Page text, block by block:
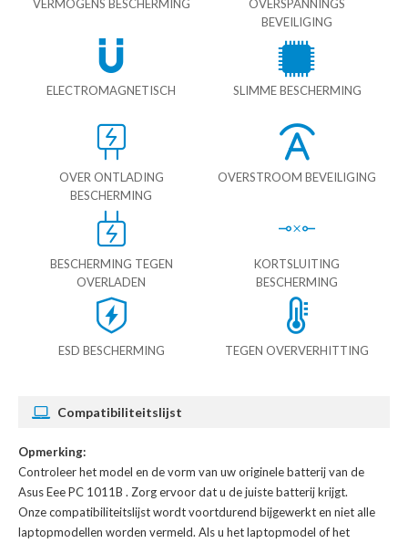
VERMOGENS BESCHERMING
OVERSPANNINGS
BEVEILIGING
ELECTROMAGNETISCH SLIMME BESCHERMING
OVER ONTLADING
BESCHERMING
OVERSTROOM BEVEILIGING
BESCHERMING TEGEN
OVERLADEN
KORTSLUITING
BESCHERMING
ESD BESCHERMING TEGEN OVERVERHITTING
Compatibiliteitslijst
Opmerking:
Controleer het model en de vorm van uw originele batterij van de
Asus Eee PC 1011B . Zorg ervoor dat u de juiste batterij krijgt.
Onze compatibiliteitslijst wordt voortdurend bijgewerkt en niet alle
laptopmodellen worden vermeld. Als u het laptopmodel of het